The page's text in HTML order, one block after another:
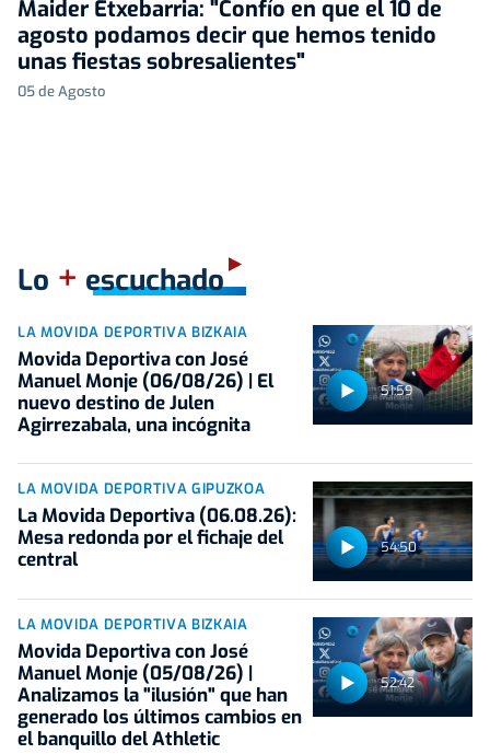
Maider Etxebarria: "Confío en que el 10 de
agosto podamos decir que hemos tenido
unas fiestas sobresalientes"
05 de Agosto
Lo + escuchado
51:59
LA MOVIDA DEPORTIVA BIZKAIA
Movida Deportiva con José
Manuel Monje (06/08/26) | El
nuevo destino de Julen
Agirrezabala, una incógnita
54:50
LA MOVIDA DEPORTIVA GIPUZKOA
La Movida Deportiva (06.08.26):
Mesa redonda por el fichaje del
central
52:42
LA MOVIDA DEPORTIVA BIZKAIA
Movida Deportiva con José
Manuel Monje (05/08/26) |
Analizamos la "ilusión" que han
generado los últimos cambios en
el banquillo del Athletic